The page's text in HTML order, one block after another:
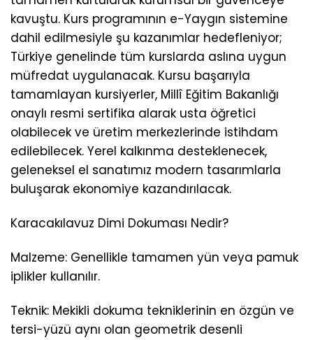
kavuştu. Kurs programının e-Yaygın sistemine
dahil edilmesiyle şu kazanımlar hedefleniyor;
Türkiye genelinde tüm kurslarda aslına uygun
müfredat uygulanacak. Kursu başarıyla
tamamlayan kursiyerler, Millî Eğitim Bakanlığı
onaylı resmi sertifika alarak usta öğretici
olabilecek ve üretim merkezlerinde istihdam
edilebilecek. Yerel kalkınma desteklenecek,
geleneksel el sanatımız modern tasarımlarla
buluşarak ekonomiye kazandırılacak.
Karacakılavuz Dimi Dokuması Nedir?
Malzeme: Genellikle tamamen yün veya pamuk
iplikler kullanılır.
Teknik: Mekikli dokuma tekniklerinin en özgün ve
tersi-yüzü aynı olan geometrik desenli